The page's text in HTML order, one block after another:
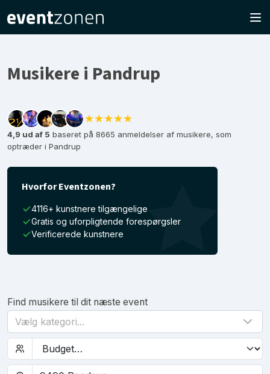
Musikere i Pandrup
★★★★★
4,9 ud af 5 baseret på 8665 anmeldelser af musikere, som
optræder i Pandrup
Hvorfor Eventzonen?
4116+ kunstnere tilgængelige
Gratis og uforpligtende forespørgsler
Verificerede kunstnere
Find musikere til dit næste event
Vælg kategori...